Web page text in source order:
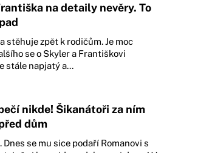
na detaily nevěry. To
stěhuje zpět k rodičům. Je moc
se o Skyler a Františkovi
stále napjatý a...
nikde! Šikanátoři za ním
dům
Dnes se mu sice podaří Romanovi s